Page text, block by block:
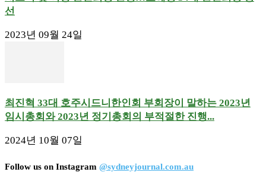
선
2023년 09월 24일
최진혁 33대 호주시드니한인회 부회장이 말하는 2023년
임시총회와 2023년 정기총회의 부적절한 진행...
2024년 10월 07일
Follow us on Instagram @sydneyjournal.com.au